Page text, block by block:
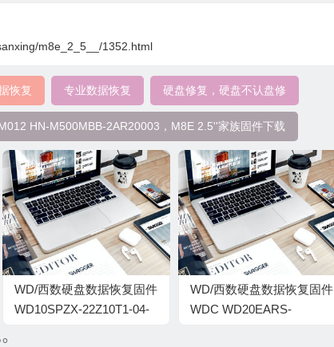
m8e_2_5__/1352.html
恢复 专业数据恢复 硬盘修复，硬盘不认盘修
HN-M500MBB-2AR20003，M8E 2.5''家族固件下载
WD/西数硬盘数据恢复固件
WD10SPZX-22Z10T1-04-
WD/西数硬盘数据恢复固件
WDC WD20EARS-